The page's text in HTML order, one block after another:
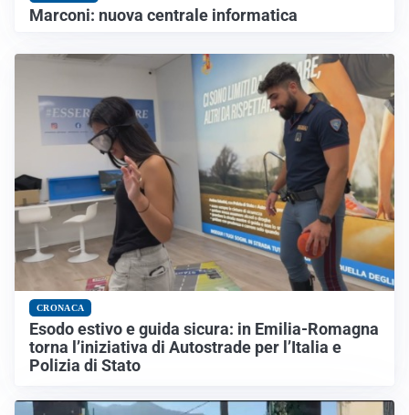
Marconi: nuova centrale informatica
CRONACA
Esodo estivo e guida sicura: in Emilia-Romagna
torna l’iniziativa di Autostrade per l’Italia e
Polizia di Stato